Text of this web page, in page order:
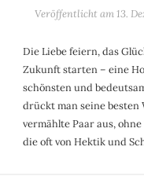
Veröffentlicht am13.
Die Liebe feiern, das
Zukunft starten – eine
schönsten und
drückt man seine
vermählte Paar aus,
die oft von Hektik und